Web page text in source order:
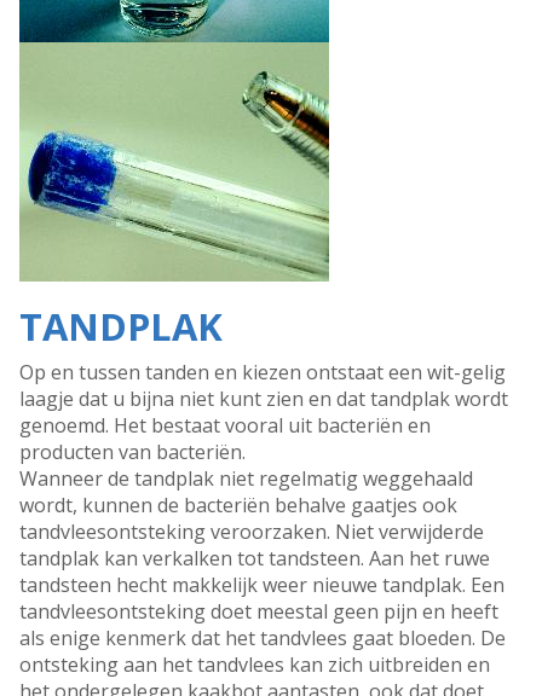
TANDPLAK
Op en tussen tanden en kiezen ontstaat een wit-gelig
laagje dat u bijna niet kunt zien en dat tandplak wordt
genoemd. Het bestaat vooral uit bacteriën en
producten van bacteriën.
Wanneer de tandplak niet regelmatig weggehaald
wordt, kunnen de bacteriën behalve gaatjes ook
tandvleesontsteking veroorzaken. Niet verwijderde
tandplak kan verkalken tot tandsteen. Aan het ruwe
tandsteen hecht makkelijk weer nieuwe tandplak. Een
tandvleesontsteking doet meestal geen pijn en heeft
als enige kenmerk dat het tandvlees gaat bloeden. De
ontsteking aan het tandvlees kan zich uitbreiden en